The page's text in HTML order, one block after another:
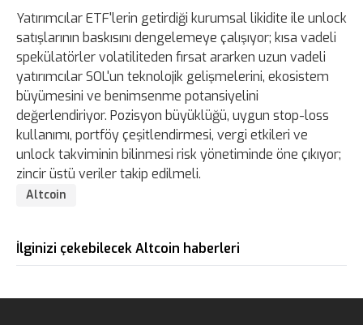
Yatırımcılar ETF'lerin getirdiği kurumsal likidite ile unlock
satışlarının baskısını dengelemeye çalışıyor; kısa vadeli
spekülatörler volatiliteden fırsat ararken uzun vadeli
yatırımcılar SOL'un teknolojik gelişmelerini, ekosistem
büyümesini ve benimsenme potansiyelini
değerlendiriyor. Pozisyon büyüklüğü, uygun stop-loss
kullanımı, portföy çeşitlendirmesi, vergi etkileri ve
unlock takviminin bilinmesi risk yönetiminde öne çıkıyor;
zincir üstü veriler takip edilmeli.
Altcoin
İlginizi çekebilecek Altcoin haberleri